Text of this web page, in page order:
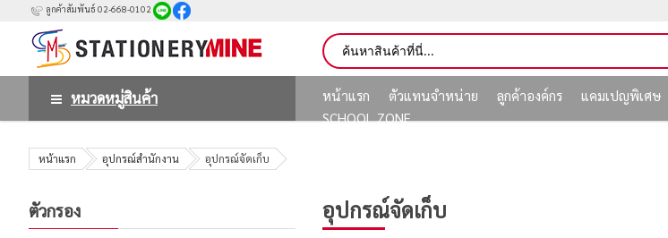
ลูกค้าสัมพันธ์ 02-668-0102
หมวดหมู่สินค้า หน้าแรก ตัวแทนจำหน่าย ลูกค้าองค์กร แคมเปญพิเศษ
SCHOOL ZONE
หน้าแรก อุปกรณ์สำนักงาน อุปกรณ์จัดเก็บ
อุปกรณ์จัดเก็บ
ตัวกรอง